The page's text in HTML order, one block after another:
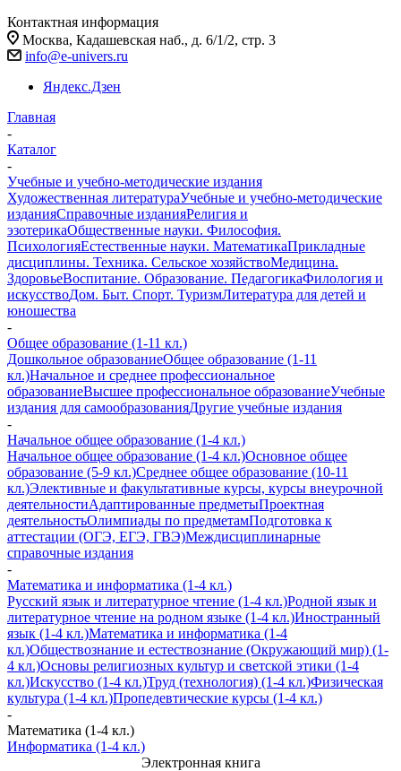
Контактная информация
Москва, Кадашевская наб., д. 6/1/2, стр. 3
info@e-univers.ru
Яндекс.Дзен
Главная
-
Каталог
-
Учебные и учебно-методические издания
Художественная литератураУчебные и учебно-методические
изданияСправочные изданияРелигия и
эзотерикаОбщественные науки. Философия.
ПсихологияЕстественные науки. МатематикаПрикладные
дисциплины. Техника. Сельское хозяйствоМедицина.
ЗдоровьеВоспитание. Образование. ПедагогикаФилология и
искусствоДом. Быт. Спорт. ТуризмЛитература для детей и
юношества
-
Общее образование (1-11 кл.)
Дошкольное образованиеОбщее образование (1-11
кл.)Начальное и среднее профессиональное
образованиеВысшее профессиональное образованиеУчебные
издания для самообразованияДругие учебные издания
-
Начальное общее образование (1-4 кл.)
Начальное общее образование (1-4 кл.)Основное общее
образование (5-9 кл.)Среднее общее образование (10-11
кл.)Элективные и факультативные курсы, курсы внеурочной
деятельностиАдаптированные предметыПроектная
деятельностьОлимпиады по предметамПодготовка к
аттестации (ОГЭ, ЕГЭ, ГВЭ)Междисциплинарные
справочные издания
-
Математика и информатика (1-4 кл.)
Русский язык и литературное чтение (1-4 кл.)Родной язык и
литературное чтение на родном языке (1-4 кл.)Иностранный
язык (1-4 кл.)Математика и информатика (1-4
кл.)Обществознание и естествознание (Окружающий мир) (1-
4 кл.)Основы религиозных культур и светской этики (1-4
кл.)Искусство (1-4 кл.)Труд (технология) (1-4 кл.)Физическая
культура (1-4 кл.)Пропедевтические курсы (1-4 кл.)
-
Математика (1-4 кл.)
Информатика (1-4 кл.)
Электронная книга